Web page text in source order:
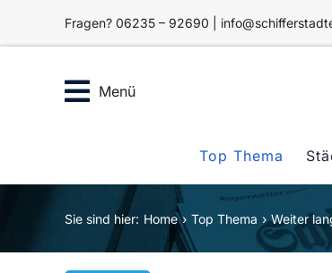
Fragen? 06235 – 92690 |
Menü
Top Thema
Sie sind hier: Home Top Thema Weiter